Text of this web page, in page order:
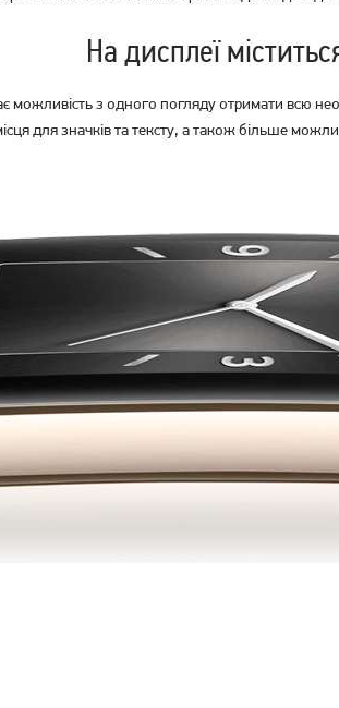
(мова Китай)
Немає в наявності Немає в
Фітнес-браслет Xiaomi Mi
Smart Band 8 Champagne
Фітнес-
Smart
1 249
На дисплеї
з одного погляду отримати всю
для значків та тексту, а також більше